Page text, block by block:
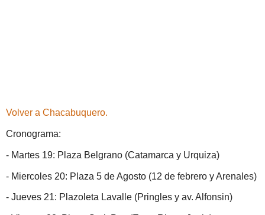
Volver a Chacabuquero.
Cronograma:
- Martes 19: Plaza Belgrano (Catamarca y Urquiza)
- Miercoles 20: Plaza 5 de Agosto (12 de febrero y Arenales)
- Jueves 21: Plazoleta Lavalle (Pringles y av. Alfonsin)